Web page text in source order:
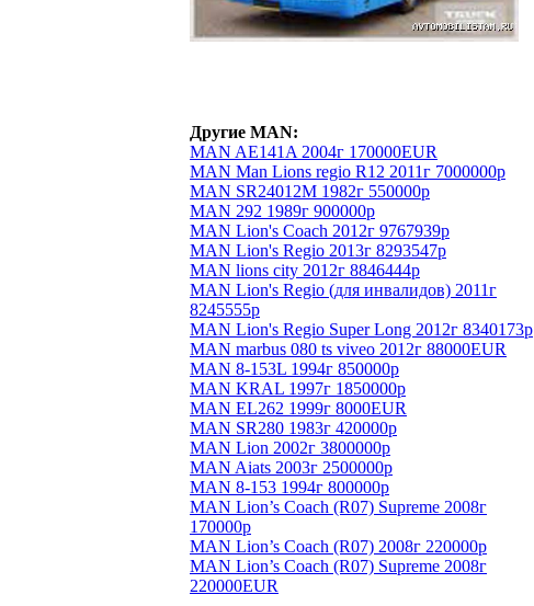
Другие MAN:
MAN AE141A 2004г 170000EUR
MAN Man Lions regio R12 2011г 7000000р
MAN SR24012M 1982г 550000р
MAN 292 1989г 900000р
MAN Lion's Coach 2012г 9767939р
MAN Lion's Regio 2013г 8293547р
MAN lions city 2012г 8846444р
MAN Lion's Regio (для инвалидов) 2011г
8245555р
MAN Lion's Regio Super Long 2012г 8340173р
MAN marbus 080 ts viveo 2012г 88000EUR
MAN 8-153L 1994г 850000р
MAN KRAL 1997г 1850000р
MAN EL262 1999г 8000EUR
MAN SR280 1983г 420000р
MAN Lion 2002г 3800000р
MAN Aiats 2003г 2500000р
MAN 8-153 1994г 800000р
MAN Lion’s Coach (R07) Supreme 2008г
170000р
MAN Lion’s Coach (R07) 2008г 220000р
MAN Lion’s Coach (R07) Supreme 2008г
220000EUR